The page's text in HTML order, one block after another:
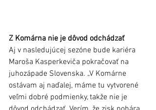
Z Komárna nie je dôvod odchádzať
Aj v nasledujúcej sezóne bude kariéra
Maroša Kasperkeviča pokračovať na
juhozápade Slovenska. „V Komárne
ostávam aj naďalej, máme tu vytvorené
veľmi dobré podmienky, takže nie je